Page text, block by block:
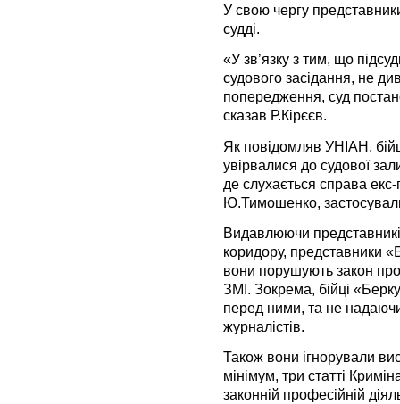
У свою чергу
судді.
«У зв’язку з тим, що
судового засідання, не
попередження, суд
сказав Р.Кірєєв.
Як повідомляв УНІАН,
увірвалися до судової
де слухається справа екс-
Ю.Тимошенко,
Видавлюючи
коридору, представники
вони порушують закон
ЗМІ. Зокрема, бійці
перед ними, та не
журналістів.
Також вони ігнорували
мінімум, три статті
законній професійній